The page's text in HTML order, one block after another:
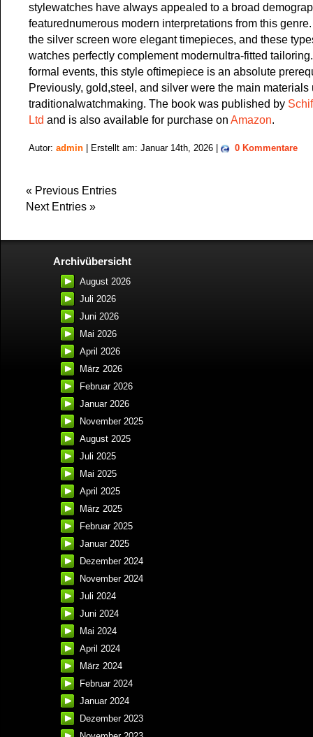
stylewatches have always appealed to a broad
featurednumerous modern interpretations from this
the silver screen wore elegant timepieces, and these
watches perfectly complement modernultra-fitted
formal events, this style oftimepiece is an absolute
Previously, gold,steel, and silver were the main materials
traditionalwatchmaking. The book was published by
Ltd and is also available for purchase on Amazon.
Autor: admin | Erstellt am: Januar 14th, 2026 | 0 Kommentare
« Previous Entries
Next Entries »
Archivübersicht
August 2026
Juli 2026
Juni 2026
Mai 2026
April 2026
März 2026
Februar 2026
Januar 2026
November 2025
August 2025
Juli 2025
Mai 2025
April 2025
März 2025
Februar 2025
Januar 2025
Dezember 2024
November 2024
Juli 2024
Juni 2024
Mai 2024
April 2024
März 2024
Februar 2024
Januar 2024
Dezember 2023